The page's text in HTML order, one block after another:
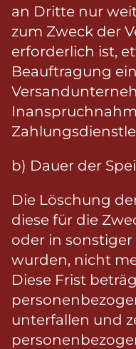
an Dritte nur
zum Zweck der
erforderlich ist,
Beauftragung
b) Dauer der
Die Löschung
diese für die
oder in
wurden, nicht
Diese Frist
unterfallen und